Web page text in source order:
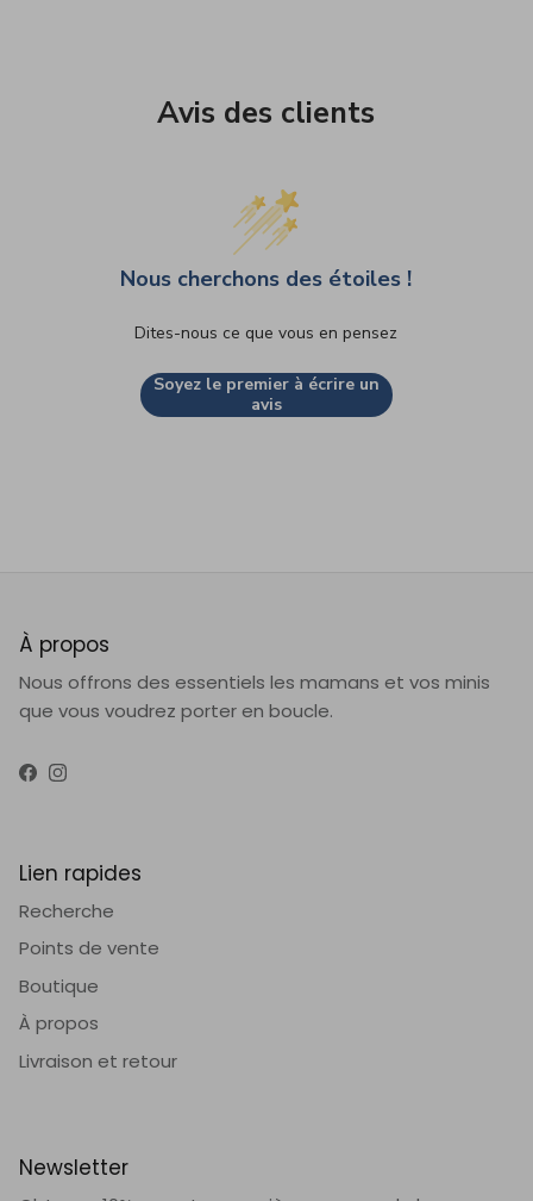
Avis des clients
Nous cherchons des étoiles !
avis
À propos
Nous offrons des essentiels les mamans et vos minis
que vous voudrez porter en boucle.
Facebook
Instagram
Recherche
À propos
Livraison et retour